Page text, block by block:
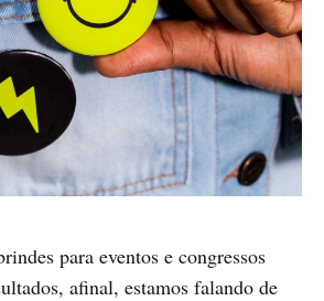
para eventos e congressos
afinal, estamos falando de